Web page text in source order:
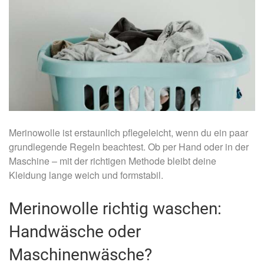
Merinowolle ist erstaunlich pflegeleicht, wenn du ein paar
grundlegende Regeln beachtest. Ob per Hand oder in der
Maschine – mit der richtigen Methode bleibt deine
Kleidung lange weich und formstabil.
Merinowolle richtig waschen:
Handwäsche oder
Maschinenwäsche?